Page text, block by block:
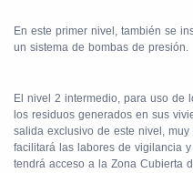
En este primer nivel, también se
un sistema de bombas de presión.
El nivel 2 intermedio, para uso de
los residuos generados en sus
salida exclusivo de este nivel,
facilitará las labores de vigilancia
tendrá acceso a la Zona Cubierta